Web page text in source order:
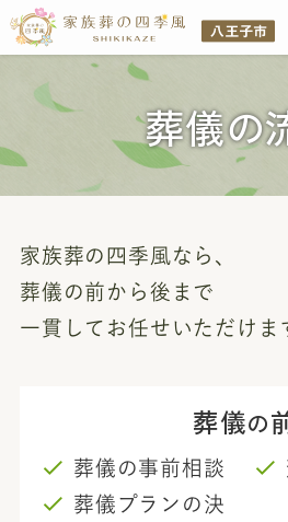
葬儀の
家族葬の四季風なら、
葬儀の前から後まで
一貫してお任せいただけま
葬儀の
葬儀の事前相談
葬儀プランの決